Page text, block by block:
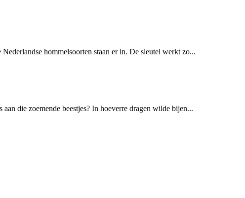
hommelsoorten staan er in. De sleutel werkt zo...
die zoemende beestjes? In hoeverre dragen wilde bijen...